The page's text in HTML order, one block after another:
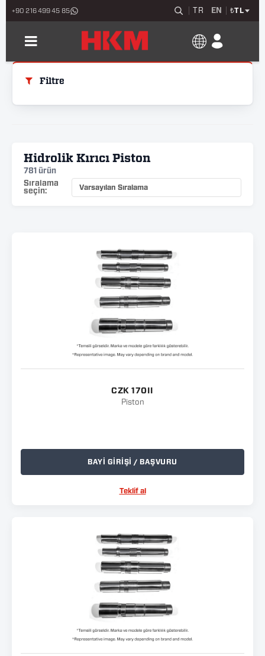
+90 216 499 45 85 TR EN ₺TL
Filtre
Hidrolik Kırıcı Piston
781 ürün
Sıralama
seçin:
CZK 170II
Piston
BAYİ GİRİŞİ / BAŞVURU
Teklif al